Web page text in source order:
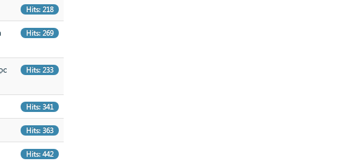
Hits: 218
Hits: 269
Hits: 233
Hits: 341
Hits: 363
Hits: 442